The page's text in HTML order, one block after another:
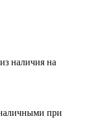
наличия на
при